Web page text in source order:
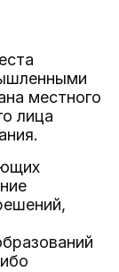
местного
лица